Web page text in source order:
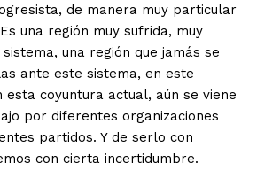
de manera muy particular
una región muy sufrida, muy
una región que jamás se
ante este sistema, en este
esta coyuntura actual, aún se viene
por diferentes organizaciones
partidos. Y de serlo con
con cierta incertidumbre.